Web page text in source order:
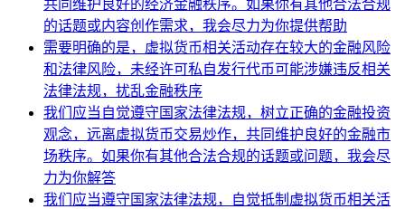
共同维护良好的经济金融秩序。如果你有其他合法合规
的话题或内容创作需求，我会尽力为你提供帮助
需要明确的是，虚拟货币相关活动存在较大的金融风险
和法律风险，未经许可私自发行代币可能涉嫌违反相关
法律法规，扰乱金融秩序
我们应当自觉遵守国家法律法规，树立正确的金融投资
观念，远离虚拟货币交易炒作，共同维护良好的金融市
场秩序。如果你有其他合法合规的话题或问题，我会尽
力为你解答
我们应当遵守国家法律法规，自觉抵制虚拟货币相关活